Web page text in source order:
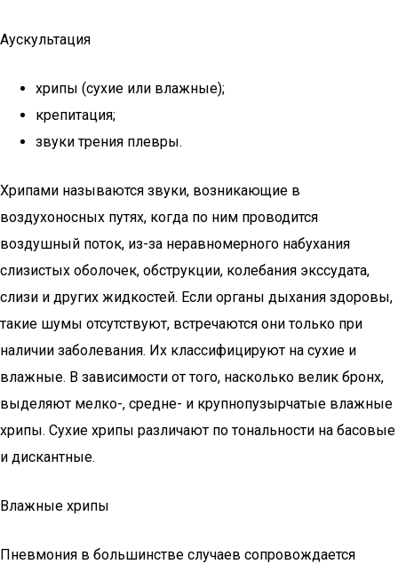
Аускультация
хрипы (сухие или влажные);
крепитация;
звуки трения плевры.
Хрипами называются звуки, возникающие в
воздухоносных путях, когда по ним проводится
воздушный поток, из-за неравномерного набухания
слизистых оболочек, обструкции, колебания экссудата,
слизи и других жидкостей. Если органы дыхания здоровы,
такие шумы отсутствуют, встречаются они только при
наличии заболевания. Их классифицируют на сухие и
влажные. В зависимости от того, насколько велик бронх,
выделяют мелко-, средне- и крупнопузырчатые влажные
хрипы. Сухие хрипы различают по тональности на басовые
и дискантные.
Влажные хрипы
Пневмония в большинстве случаев сопровождается